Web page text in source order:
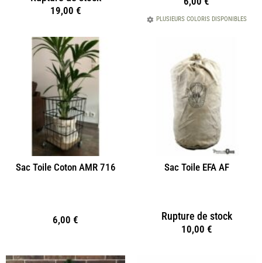
19,00 €
PLUSIEURS COLORIS DISPONIBLES
Sac Toile Coton AMR 716
6,00 €
Sac Toile EFA AF
Rupture de stock
10,00 €